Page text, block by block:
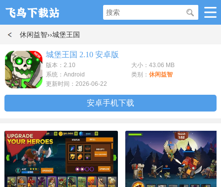
休闲益智››城堡王国
城堡王国 2.10 安卓版
版本：2.10
大小：43.06 MB
系统：Android
类别： 休闲益智
更新时间：2026-06-22
安卓手机下载